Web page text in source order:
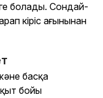
болады. Сондай-
кіріс ағынынан
басқа
бойы